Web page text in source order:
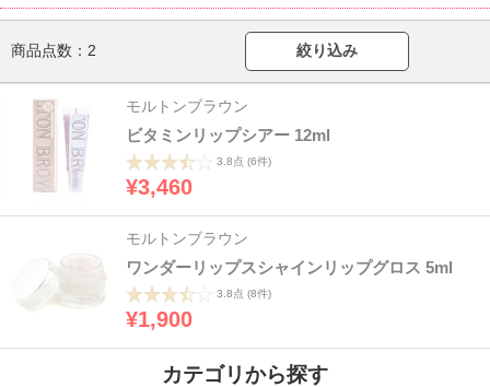
商品点数： 2 絞り込み
モルトンブラウン
ビタミンリップシアー 12ml
3.8点 (6件)
¥3,460
モルトンブラウン
ワンダーリップスシャインリップグロス 5ml
3.8点 (8件)
¥1,900
カテゴリから探す